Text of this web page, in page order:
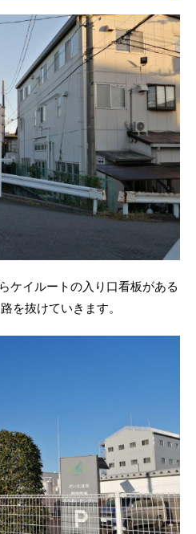
ケイルートの入り口看板がある
を抜けていきます。